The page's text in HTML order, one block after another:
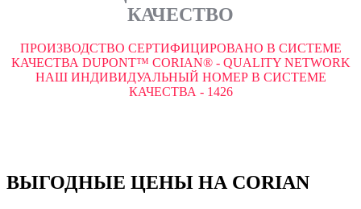
КАЧЕСТВО
ПРОИЗВОДСТВО СЕРТИФИЦИРОВАНО В СИСТЕМЕ
КАЧЕСТВА DUPONT™ CORIAN® - QUALITY NETWORK
НАШ ИНДИВИДУАЛЬНЫЙ НОМЕР В СИСТЕМЕ
КАЧЕСТВА - 1426
ВЫГОДНЫЕ ЦЕНЫ НА CORIAN